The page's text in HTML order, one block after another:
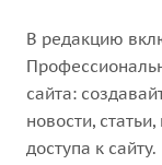
В редакцию
сайта:
новости,
доступа к сайту.